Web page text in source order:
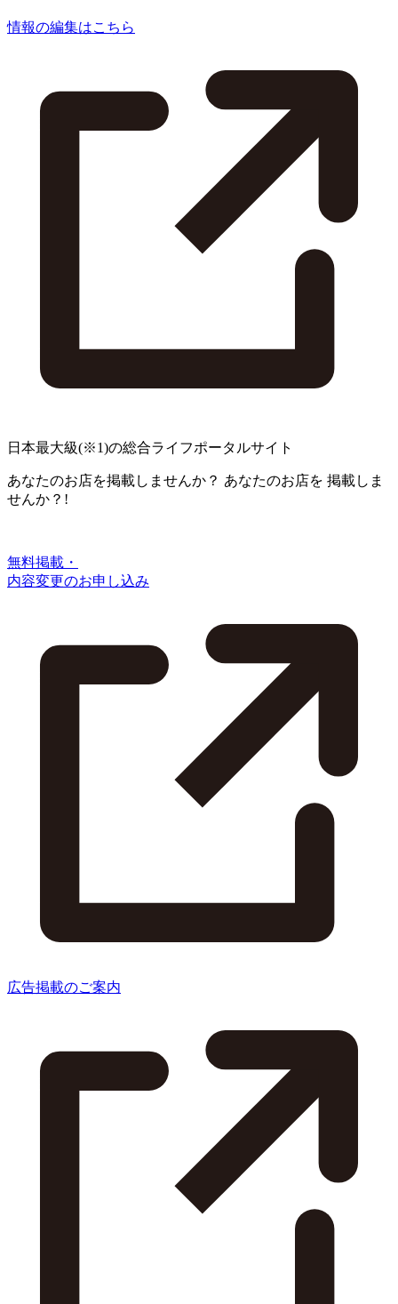
情報の編集はこちら
日本最大級(※1)の総合ライフポータルサイト
あなたのお店を掲載しませんか？ あなたのお店を 掲載しま
せんか？!
無料掲載・
内容変更のお申し込み
広告掲載のご案内